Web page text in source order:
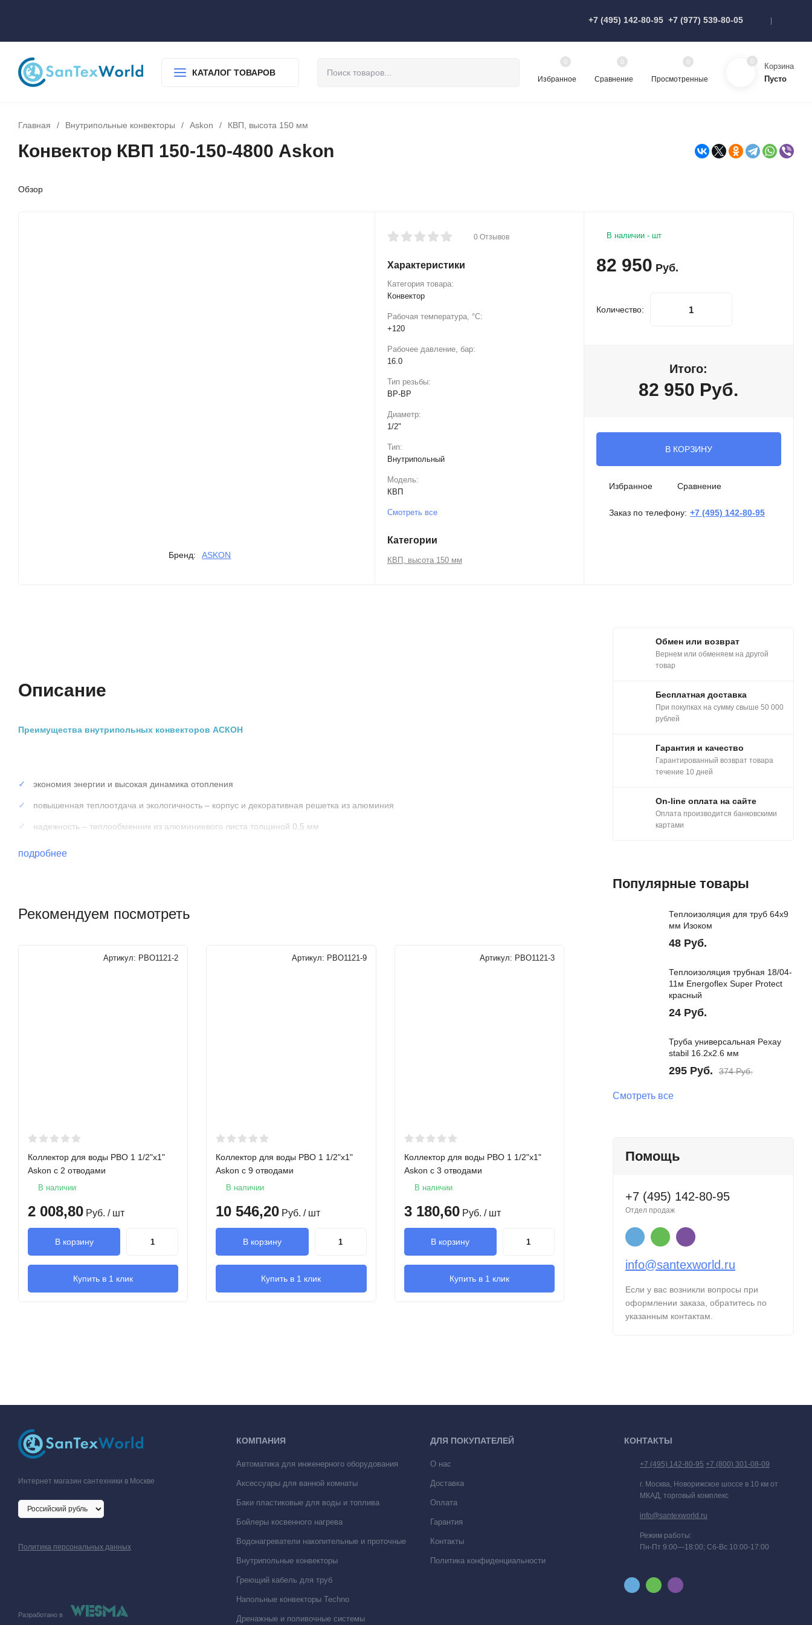
+7 (495) 142-80-95 +7 (977) 539-80-05
КАТАЛОГ ТОВАРОВ
Избранное
0
Сравнение
0
Просмотренные
0 0
Корзина
Пусто
Главная / Внутрипольные конвекторы / Askon / КВП, высота 150 мм
Конвектор КВП 150-150-4800 Askon
Обзор
Бренд: ASKON
0 Отзывов
Характеристики
Категория товара:
Конвектор
Рабочая температура, °С:
+120
Рабочее давление, бар:
16.0
Тип резьбы:
ВР-BP
Диаметр:
1/2"
Тип:
Внутрипольный
Модель:
КВП
Смотреть все
Категории
КВП, высота 150 мм
В наличии - шт
82 950 Руб.
Количество:
Итого:
82 950 Руб.
В КОРЗИНУ
Избранное Сравнение
Заказ по телефону: +7 (495) 142-80-95
Описание
Преимущества внутрипольных конвекторов АСКОН
экономия энергии и высокая динамика отопления
повышенная теплоотдача и экологичность – корпус и декоративная решетка из алюминия
надежность – теплообменник из алюминиевого листа толщиной 0,5 мм
долговечность – труба теплообменника изготовлена из меди, Ø15 мм, толщина стенки 1мм
Алюминий анодированный
Тип теплоносителя вода или гликол
подробнее
Рекомендуем посмотреть
Артикул: РВО1121-2
Коллектор для воды РВО 1 1/2"х1"
Askon с 2 отводами
В наличии
2 008,80 Руб. / шт
В корзину
Купить в 1 клик
Артикул: РВО1121-9
Коллектор для воды РВО 1 1/2"х1"
Askon с 9 отводами
В наличии
10 546,20 Руб. / шт
В корзину
Купить в 1 клик
Артикул: РВО1121-3
Коллектор для воды РВО 1 1/2"х1"
Askon с 3 отводами
В наличии
3 180,60 Руб. / шт
В корзину
Купить в 1 клик
Коллектор для воды РВО 1 1/2"х1"
6 863,40 Руб./ шт
В корзину
Обмен или возврат
Вернем или обменяем на другой
товар
Бесплатная доставка
При покупках на сумму свыше 50 000
рублей
Гарантия и качество
Гарантированный возврат товара
течение 10 дней
On-line оплата на сайте
Оплата производится банковскими
картами
Популярные товары
Теплоизоляция для труб 64х9
мм Изоком
48 Руб.
Теплоизоляция трубная 18/04-
11м Energoflex Super Protect
красный
24 Руб.
Труба универсальная Pехау
stabil 16.2х2.6 мм
295 Руб. 374Руб.
Смотреть все
Помощь
+7 (495) 142-80-95
Отдел продаж
info@santexworld.ru
Если у вас возникли вопросы при
оформлении заказа, обратитесь по
указанным контактам.
Интернет магазин сантехники в Москве
Политика персональных данных
Разработано в
КОМПАНИЯ
Автоматика для инженерного оборудования
Аксессуары для ванной комнаты
Баки пластиковые для воды и топлива
Бойлеры косвенного нагрева
Водонагреватели накопительные и проточные
Внутрипольные конвекторы
Греющий кабель для труб
Напольные конвекторы Techno
Дренажные и поливочные системы
ДЛЯ ПОКУПАТЕЛЕЙ
О нас
Доставка
Оплата
Гарантия
Контакты
Политика конфиденциальности
КОНТАКТЫ
+7 (495) 142-80-95 +7 (800) 301-08-09
г. Москва, Новорижское шоссе в 10 км от
МКАД, торговый комплекс
info@santexworld.ru
Режим работы:
Пн-Пт 9:00—18:00; Сб-Вс 10:00-17:00